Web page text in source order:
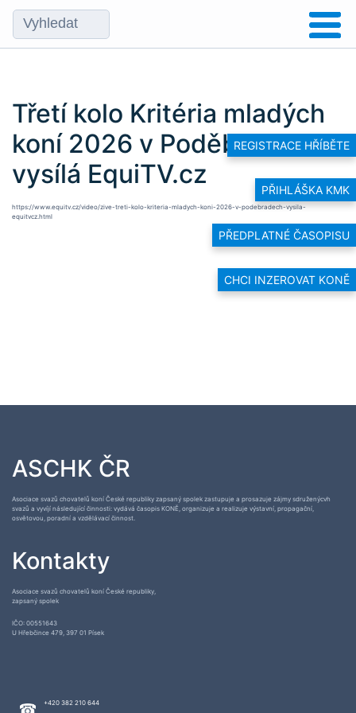
REGISTRACE HŘÍBĚTE
PŘIHLÁŠKA KMK
PŘEDPLATNÉ ČASOPISU
CHCI INZEROVAT KONĚ
Třetí kolo Kritéria mladých
koní 2026 v Poděbradech
vysílá EquiTV.cz
https://www.equitv.cz/video/zive-treti-kolo-kriteria-mladych-koni-2026-v-podebradech-vysila-
equitvcz.html
ASCHK ČR
Asociace svazů chovatelů koní České republiky zapsaný spolek zastupuje a prosazuje zájmy sdruženýcvh
svazů a vyvíjí následující činnosti: vydává časopis KONĚ, organizuje a realizuje výstavní, propagační,
osvětovou, poradní a vzdělávací činnost.
Kontakty
Asociace svazů chovatelů koní České republiky,
zapsaný spolek
IČO: 00551643
U Hřebčince 479, 397 01 Písek
+420 382 210 644